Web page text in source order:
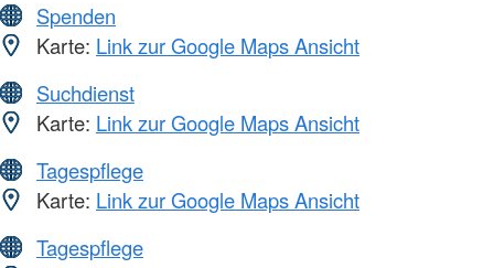
Spenden
Karte: Link zur Google Maps Ansicht
Suchdienst
Karte: Link zur Google Maps Ansicht
Tagespflege
Karte: Link zur Google Maps Ansicht
Tagespflege